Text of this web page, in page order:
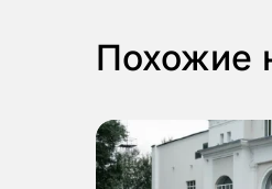
Похожие